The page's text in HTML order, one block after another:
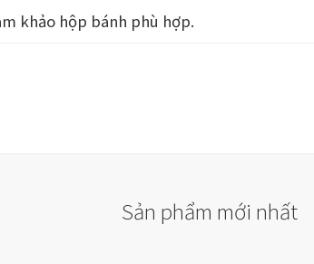
khảo hộp bánh phù hợp.
Sản phẩm mới nhất